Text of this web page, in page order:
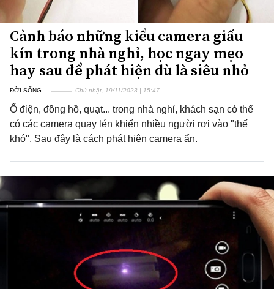
Cảnh báo những kiểu camera giấu
kín trong nhà nghỉ, học ngay mẹo
hay sau để phát hiện dù là siêu nhỏ
ĐỜI SỐNG Chủ nhật, 19/11/2023 | 15:47
Ổ điện, đồng hồ, quạt... trong nhà nghỉ, khách sạn có thể
có các camera quay lén khiến nhiều người rơi vào "thế
khó". Sau đây là cách phát hiện camera ẩn.